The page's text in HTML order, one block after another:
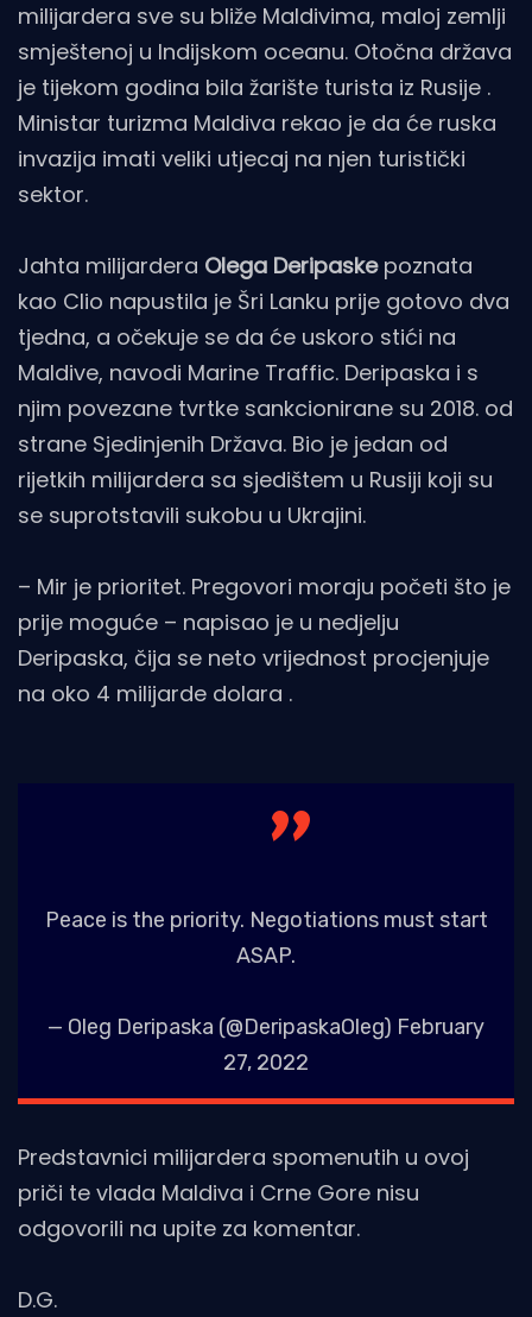
milijardera sve su bliže Maldivima, maloj zemlji
smještenoj u Indijskom oceanu. Otočna država
je tijekom godina bila žarište turista iz Rusije .
Ministar turizma Maldiva rekao je da će ruska
invazija imati veliki utjecaj na njen turistički
sektor.
Jahta milijardera Olega Deripaskepoznata
kao Clio napustila je Šri Lanku prije gotovo dva
tjedna, a očekuje se da će uskoro stići na
Maldive, navodi Marine Traffic. Deripaska i s
njim povezane tvrtke sankcionirane su 2018. od
strane Sjedinjenih Država. Bio je jedan od
rijetkih milijardera sa sjedištem u Rusiji koji su
se suprotstavili sukobu u Ukrajini.
– Mir je prioritet. Pregovori moraju početi što je
prije moguće – napisao je u nedjelju
Deripaska, čija se neto vrijednost procjenjuje
na oko 4 milijarde dolara .
Peace is the priority. Negotiations must start
ASAP.
— Oleg Deripaska (@DeripaskaOleg) February
27, 2022
Predstavnici milijardera spomenutih u ovoj
priči te vlada Maldiva i Crne Gore nisu
odgovorili na upite za komentar.
D.G.